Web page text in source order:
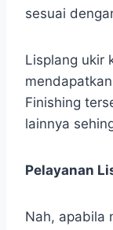
sesuai
Lisplang ukir
Finishing
lainnya
Pelayanan
Nah, apabila